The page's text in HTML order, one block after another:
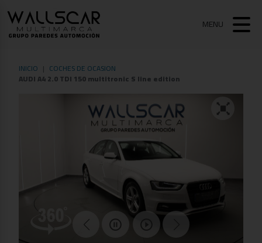
MENU
INICIO COCHES DE OCASION
AUDI A4 2.0 TDI 150 multitronic S line edition